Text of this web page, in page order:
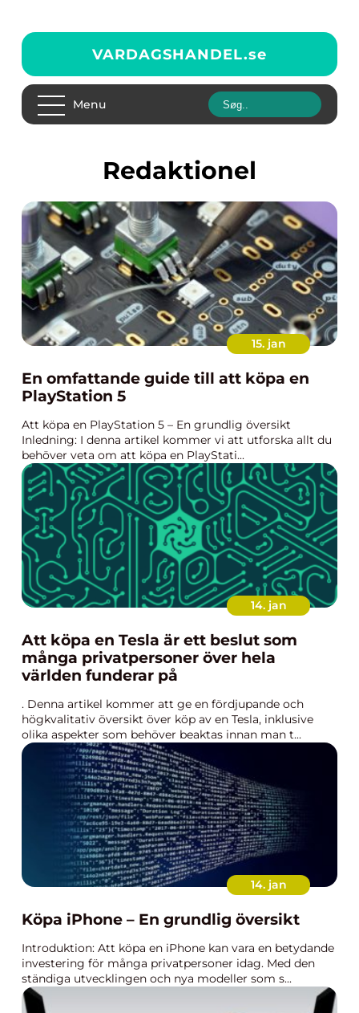
VARDAGSHANDEL.se
Menu
redaktionel
15. jan
En omfattande guide till att köpa en
PlayStation 5
Att köpa en PlayStation 5 – En grundlig översikt
Inledning: I denna artikel kommer vi att utforska allt du
behöver veta om att köpa en PlayStati...
14. jan
Att köpa en Tesla är ett beslut som
många privatpersoner över hela
världen funderar på
. Denna artikel kommer att ge en fördjupande och
högkvalitativ översikt över köp av en Tesla, inklusive
olika aspekter som behöver beaktas innan man t...
14. jan
Köpa iPhone – En grundlig översikt
Introduktion: Att köpa en iPhone kan vara en betydande
investering för många privatpersoner idag. Med den
ständiga utvecklingen och nya modeller som s...